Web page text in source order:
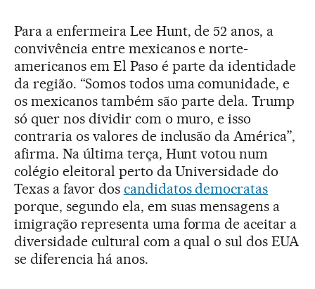
Para a enfermeira Lee Hunt, de 52 anos, a
convivência entre mexicanos e norte-
americanos em El Paso é parte da identidade
da região. “Somos todos uma comunidade, e
os mexicanos também são parte dela. Trump
só quer nos dividir com o muro, e isso
contraria os valores de inclusão da América”,
afirma. Na última terça, Hunt votou num
colégio eleitoral perto da Universidade do
Texas a favor dos candidatos democratas
porque, segundo ela, em suas mensagens a
imigração representa uma forma de aceitar a
diversidade cultural com a qual o sul dos EUA
se diferencia há anos.